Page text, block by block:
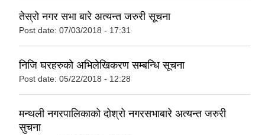
तेस्रो नगर सभा बारे अत्यन्त जरुरी सूचना
Post date: 07/03/2018 - 17:31
निजि घरहरुको अभिलेखिकरण सम्बन्धि सूचना
Post date: 05/22/2018 - 12:28
मन्थली नगरपालिकाको दोश्रो नगरसभाबारे अत्यन्त जरुरी
सुचना